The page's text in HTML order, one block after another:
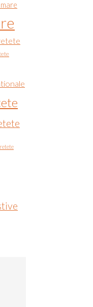
retete